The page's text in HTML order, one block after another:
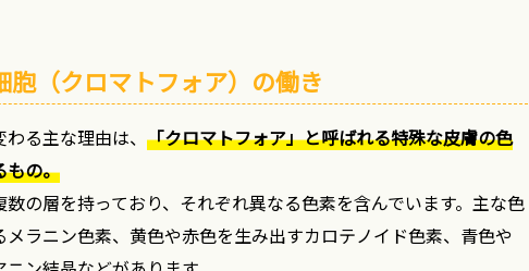
胞（クロマトフォア）の働き
る主な理由は、 「クロマトフォア」と呼ばれる特殊な皮膚の色
もの。
の層を持っており、それぞれ異なる色素を含んでいます。主な色
ラニン色素、黄色や赤色を生み出すカロテノイド色素、青色や